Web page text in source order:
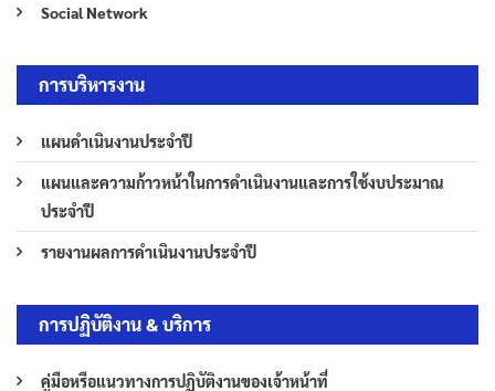
Social Network
การบริหารงาน
แผนดำเนินงานประจำปี
แผนและความก้าวหน้าในการดำเนินงานและการใช้งบประมาณ
ประจำปี
รายงานผลการดำเนินงานประจำปี
การปฏิบัติงาน & บริการ
คู่มือหรือแนวทางการปฏิบัติงานของเจ้าหน้าที่